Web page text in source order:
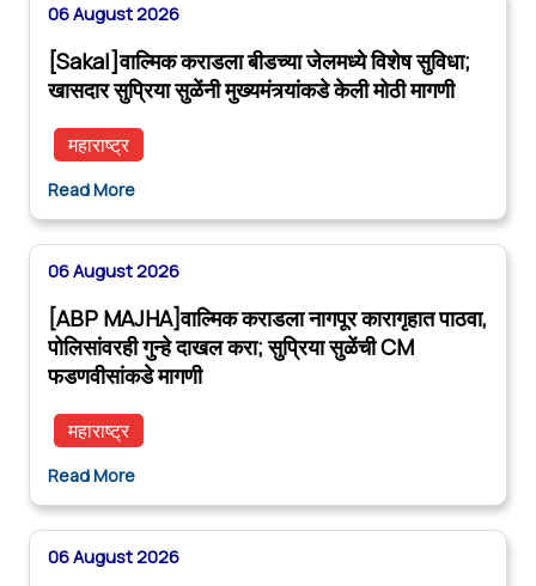
06 August 2026
[Sakal]वाल्मिक कराडला बीडच्या जेलमध्ये विशेष सुविधा;
खासदार सुप्रिया सुळेंनी मुख्यमंत्र्यांकडे केली मोठी मागणी
महाराष्ट्र
Read More
06 August 2026
[ABP MAJHA]वाल्मिक कराडला नागपूर कारागृहात पाठवा,
पोलिसांवरही गुन्हे दाखल करा; सुप्रिया सुळेंची CM
फडणवीसांकडे मागणी
महाराष्ट्र
Read More
06 August 2026